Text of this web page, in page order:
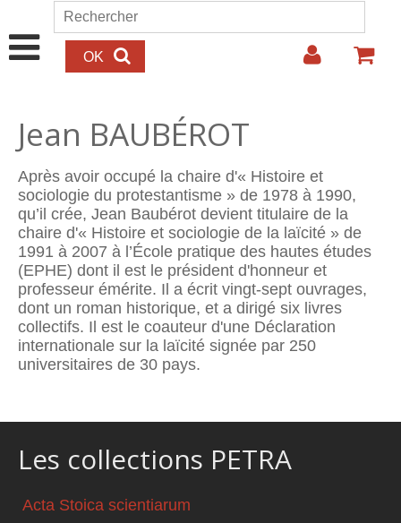
Aller au contenu principal
Formulaire de recherche
Rechercher
Jean BAUBÉROT
Après avoir occupé la chaire d'« Histoire et
sociologie du protestantisme » de 1978 à 1990,
qu’il crée, Jean Baubérot devient titulaire de la
chaire d'« Histoire et sociologie de la laïcité » de
1991 à 2007 à l’École pratique des hautes études
(EPHE) dont il est le président d'honneur et
professeur émérite. Il a écrit vingt-sept ouvrages,
dont un roman historique, et a dirigé six livres
collectifs. Il est le coauteur d'une Déclaration
internationale sur la laïcité signée par 250
universitaires de 30 pays.
Les collections PETRA
Acta Stoica scientiarum